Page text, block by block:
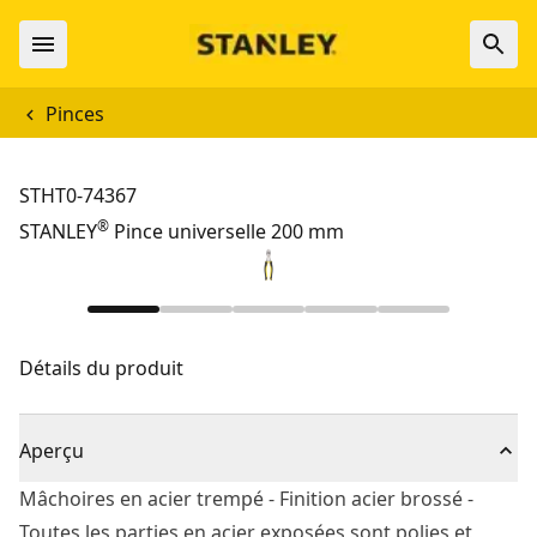
Pinces
STHT0-74367
STANLEY® Pince universelle 200 mm
Détails du produit
Aperçu
Mâchoires en acier trempé - Finition acier brossé -